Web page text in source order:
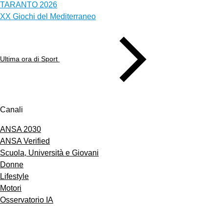
TARANTO 2026
XX Giochi del Mediterraneo
Ultima ora di Sport
Canali
ANSA 2030
ANSA Verified
Scuola, Università e Giovani
Donne
Lifestyle
Motori
Osservatorio IA